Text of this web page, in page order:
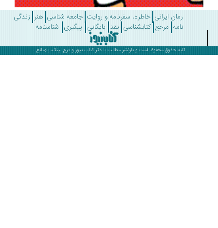
رمان ایرانی خاطره، سفرنامه و روایت جامعه شناسی هنر زندگی
مرجع کتابشناسی نقد بایگانی پیگیری شناسنامه
کلیه حقوق محفوظ است و بازنشر مطالب با ذکرکتاب نیوز و درج لینک، بلامانع .